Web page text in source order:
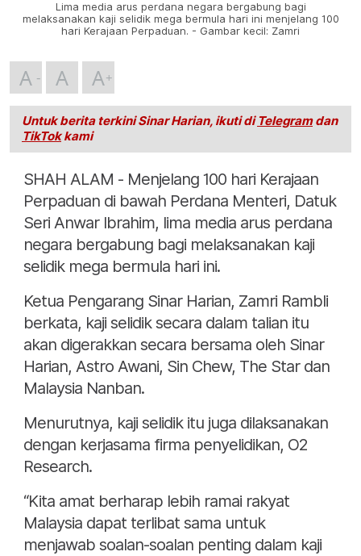
Lima media arus perdana negara bergabung bagi
melaksanakan kaji selidik mega bermula hari ini menjelang 100
hari Kerajaan Perpaduan. - Gambar kecil: Zamri
A A A
Untuk berita terkini Sinar Harian, ikuti di Telegramdan
TikTokkami
SHAH ALAM - Menjelang 100 hari Kerajaan
Perpaduan di bawah Perdana Menteri, Datuk
Seri Anwar Ibrahim, lima media arus perdana
negara bergabung bagi melaksanakan kaji
selidik mega bermula hari ini.
Ketua Pengarang Sinar Harian, Zamri Rambli
berkata, kaji selidik secara dalam talian itu
akan digerakkan secara bersama oleh Sinar
Harian, Astro Awani, Sin Chew, The Star dan
Malaysia Nanban.
Menurutnya, kaji selidik itu juga dilaksanakan
dengan kerjasama firma penyelidikan, O2
Research.
“Kita amat berharap lebih ramai rakyat
Malaysia dapat terlibat sama untuk
menjawab soalan-soalan penting dalam kaji